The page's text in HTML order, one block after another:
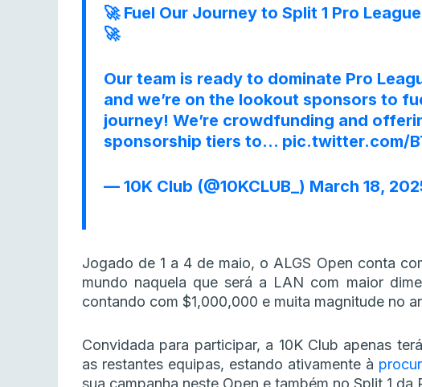
🚀 Fuel Our Journey to Split 1 Pro
🚀
Our team is ready to dominate Pro
and we’re on the lookout sponsors to
journey! We’re crowdfunding and
sponsorship tiers to… pic.twitter.com/
— 10K Club (@10KCLUB_) March 18,
Jogado de 1 a 4 de maio, o ALGS Open conta
mundo naquela que será a LAN com maior
contando com $1,000,000 e muita magnitude no
Convidada para participar, a 10K Club apenas
as restantes equipas, estando ativamente à